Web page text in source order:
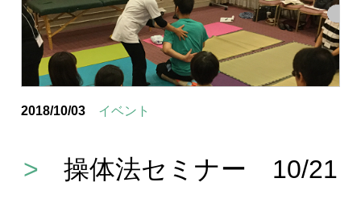
2018/10/03 イベント
>
操体法セミナー 10/21